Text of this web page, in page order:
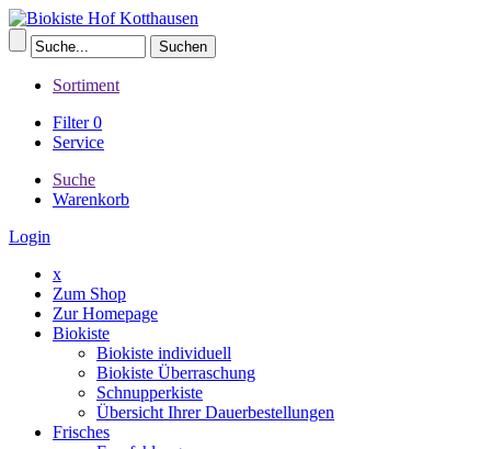
Sortiment
Filter0
Service
Suche
Warenkorb
Login
x
Zum Shop
Zur Homepage
Biokiste
Biokiste individuell
Biokiste Überraschung
Schnupperkiste
Übersicht Ihrer Dauerbestellungen
Frisches